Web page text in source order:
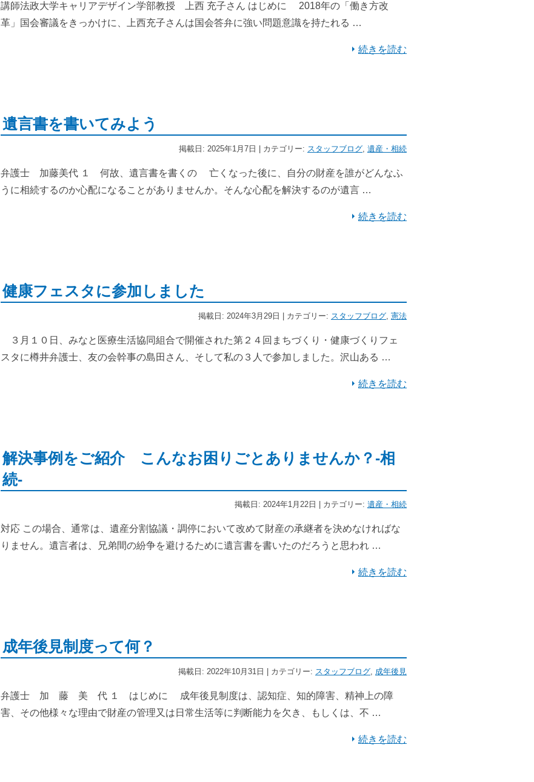
講師法政大学キャリアデザイン学部教授 上西 充子さん はじめに 2018年の「働き方改
革」国会審議をきっかけに、上西充子さんは国会答弁に強い問題意識を持たれる …
続きを読む
遺言書を書いてみよう
掲載日: 2025年1月7日 | カテゴリー: スタッフブログ, 遺産・相続
弁護士 加藤美代 １ 何故、遺言書を書くの 亡くなった後に、自分の財産を誰がどんなふ
うに相続するのか心配になることがありませんか。そんな心配を解決するのが遺言 …
続きを読む
健康フェスタに参加しました
掲載日: 2024年3月29日 | カテゴリー: スタッフブログ, 憲法
３月１０日、みなと医療生活協同組合で開催された第２４回まちづくり・健康づくりフェ
スタに樽井弁護士、友の会幹事の島田さん、そして私の３人で参加しました。沢山ある …
続きを読む
解決事例をご紹介 こんなお困りごとありませんか？-相
続-
掲載日: 2024年1月22日 | カテゴリー: 遺産・相続
対応 この場合、通常は、遺産分割協議・調停において改めて財産の承継者を決めなければな
りません。遺言者は、兄弟間の紛争を避けるために遺言書を書いたのだろうと思われ …
続きを読む
成年後見制度って何？
掲載日: 2022年10月31日 | カテゴリー: スタッフブログ, 成年後見
弁護士 加 藤 美 代 １ はじめに 成年後見制度は、認知症、知的障害、精神上の障
害、その他様々な理由で財産の管理又は日常生活等に判断能力を欠き、もしくは、不 …
続きを読む